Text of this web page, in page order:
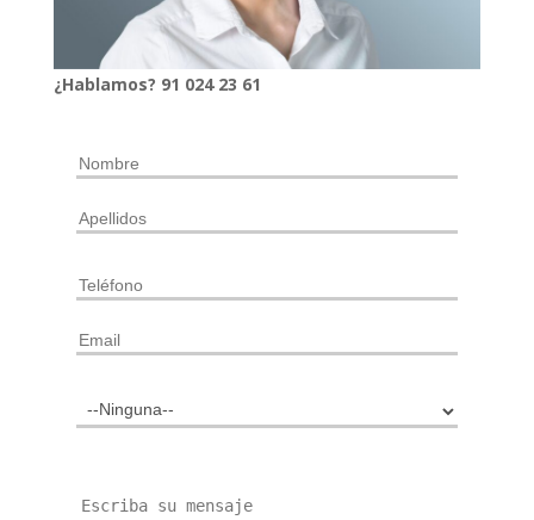
¿Hablamos? 91 024 23 61